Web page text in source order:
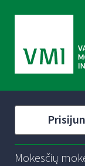
Mokesčių